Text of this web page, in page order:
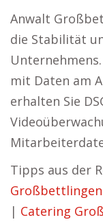
Anwalt
die Stabilität
mit Daten am
erhalten Sie
Tipps aus der
Großbettlingen
| Catering